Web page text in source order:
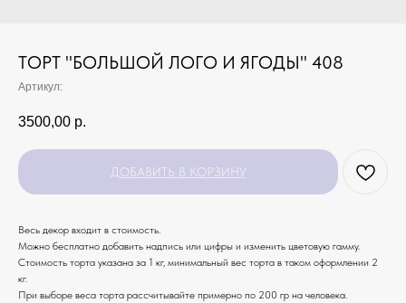
ТОРТ "БОЛЬШОЙ ЛОГО И ЯГОДЫ" 408
Артикул:
3500,00 р.
ДОБАВИТЬ В КОРЗИНУ
Весь декор входит в стоимость.
Можно бесплатно добавить надпись или цифры и изменить цветовую гамму.
Стоимость торта указана за 1 кг, минимальный вес торта в таком оформлении 2
кг.
При выборе веса торта рассчитывайте примерно по 200 гр на человека.